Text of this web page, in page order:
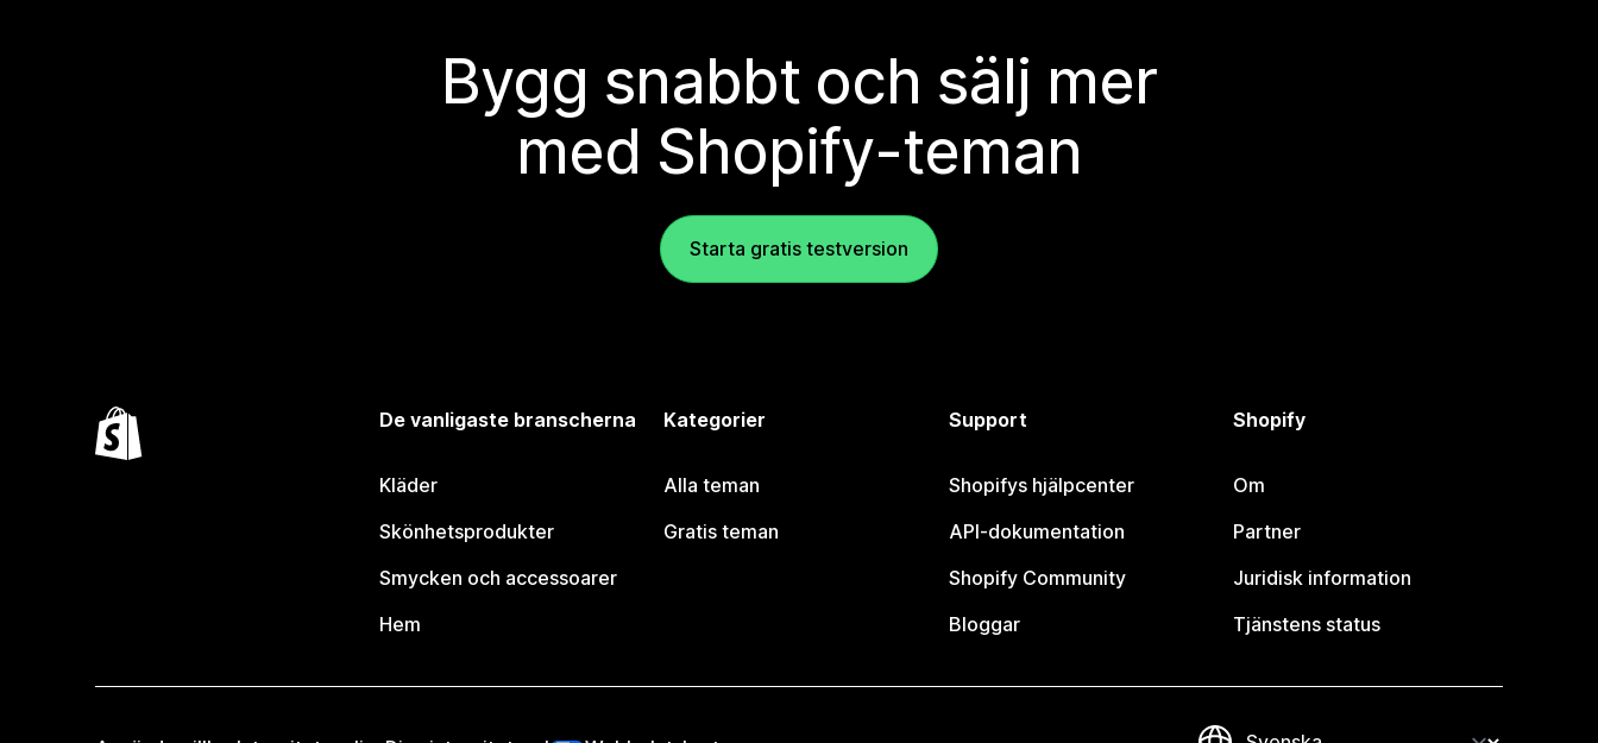
Bygg snabbt och sälj mer
med Shopify-teman
Starta gratis testversion
De vanligaste branscherna
Kläder
Skönhetsprodukter
Smycken och accessoarer
Hem
Kategorier
Alla teman
Gratis teman
Support
Shopifys hjälpcenter
API-dokumentation
Shopify Community
Bloggar
Shopify
Om
Partner
Juridisk information
Tjänstens status